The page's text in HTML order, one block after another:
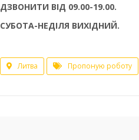
ДЗВОНИТИ ВІД 09.00-19.00.
СУБОТА-НЕДІЛЯ ВИХІДНИЙ.
Литва Пропоную роботу